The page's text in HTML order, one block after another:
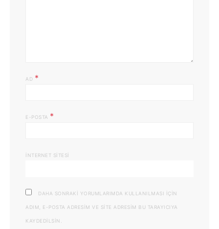
AD *
E-POSTA *
İNTERNET SITESI
DAHA SONRAKI YORUMLARIMDA KULLANILMASI IÇIN
ADIM, E-POSTA ADRESIM VE SITE ADRESIM BU TARAYICIYA
KAYDEDILSIN.